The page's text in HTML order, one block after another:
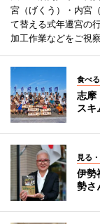
宮（げくう）・内宮
て替える式年遷宮の
加工作業などをご視
食べる
志摩
スキ
見る
伊勢
勢さ